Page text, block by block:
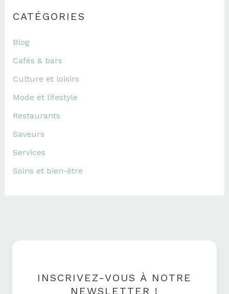
CATÉGORIES
Blog
Cafés & bars
Culture et loisirs
Mode et lifestyle
Restaurants
Saveurs
Services
Soins et bien-être
INSCRIVEZ-VOUS À NOTRE
NEWSLETTER !